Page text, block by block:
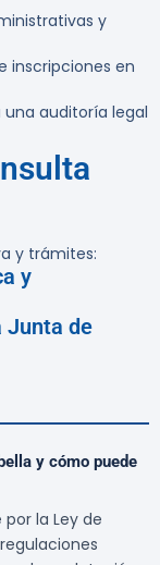
y
inscripciones en
auditoría legal
y trámites:
y
Junta de
y cómo puede
la Ley de